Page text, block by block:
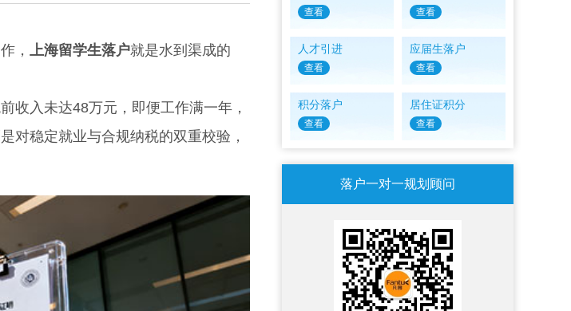
， 上海留学生落户就是水到渠成的
入未达48万元，即便工作满一年，
对稳定就业与合规纳税的双重校验，
查看 查看
人才引进
查看
应届生落户
查看
积分落户
查看
居住证积分
查看
落户一对一规划顾问